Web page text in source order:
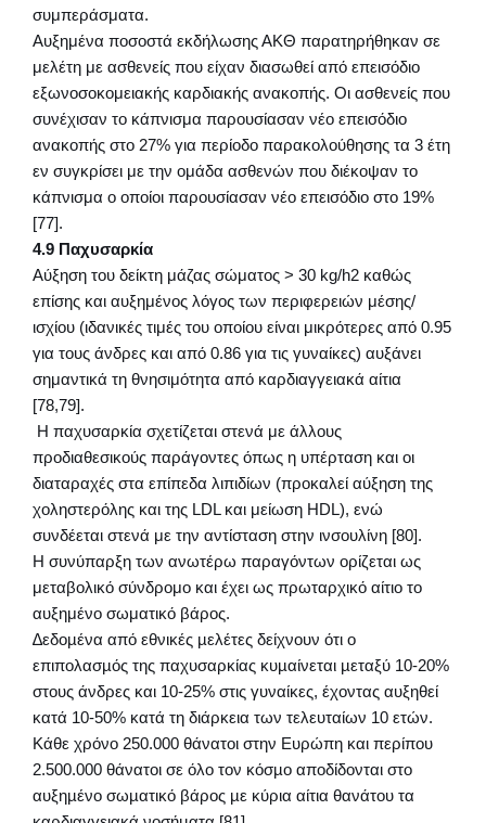
συμπεράσματα.
Αυξημένα ποσοστά εκδήλωσης ΑΚΘ παρατηρήθηκαν σε
μελέτη με ασθενείς που είχαν διασωθεί από επεισόδιο
εξωνοσοκομειακής καρδιακής ανακοπής. Οι ασθενείς που
συνέχισαν το κάπνισμα παρουσίασαν νέο επεισόδιο
ανακοπής στο 27% για περίοδο παρακολούθησης τα 3 έτη
εν συγκρίσει με την ομάδα ασθενών που διέκοψαν το
κάπνισμα ο οποίοι παρουσίασαν νέο επεισόδιο στο 19%
[77].
4.9 Παχυσαρκία
Αύξηση του δείκτη μάζας σώματος > 30 kg/h2 καθώς
επίσης και αυξημένος λόγος των περιφερειών μέσης/
ισχίου (ιδανικές τιμές του οποίου είναι μικρότερες από 0.95
για τους άνδρες και από 0.86 για τις γυναίκες) αυξάνει
σημαντικά τη θνησιμότητα από καρδιαγγειακά αίτια
[78,79].
Η παχυσαρκία σχετίζεται στενά με άλλους
προδιαθεσικούς παράγοντες όπως η υπέρταση και οι
διαταραχές στα επίπεδα λιπιδίων (προκαλεί αύξηση της
χοληστερόλης και της LDL και μείωση HDL), ενώ
συνδέεται στενά με την αντίσταση στην ινσουλίνη [80].
Η συνύπαρξη των ανωτέρω παραγόντων ορίζεται ως
μεταβολικό σύνδρομο και έχει ως πρωταρχικό αίτιο το
αυξημένο σωματικό βάρος.
∆εδοµένα από εθνικές µελέτες δείχνουν ότι ο
επιπολασµός της παχυσαρκίας κυµαίνεται µεταξύ 10-20%
στους άνδρες και 10-25% στις γυναίκες, έχοντας αυξηθεί
κατά 10-50% κατά τη διάρκεια των τελευταίων 10 ετών.
Κάθε χρόνο 250.000 θάνατοι στην Ευρώπη και περίπου
2.500.000 θάνατοι σε όλο τον κόσµο αποδίδονται στο
αυξηµένο σωµατικό βάρος µε κύρια αίτια θανάτου τα